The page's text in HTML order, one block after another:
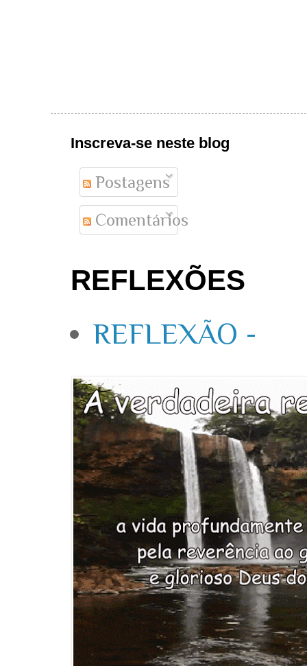
Inscreva-se neste blog
Postagens
Comentários
REFLEXÕES
REFLEXÃO -